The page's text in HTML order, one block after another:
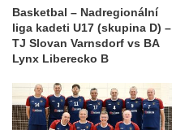
Basketbal – Nadregionální
liga kadeti U17 (skupina D) –
TJ Slovan Varnsdorf vs BA
Lynx Liberecko B